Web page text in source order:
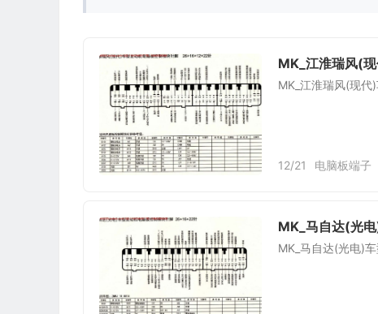
MK_江淮瑞风(
MK_江淮瑞风(现代
12/21 电脑板端子
MK_马自达(光
MK_马自达(光电)